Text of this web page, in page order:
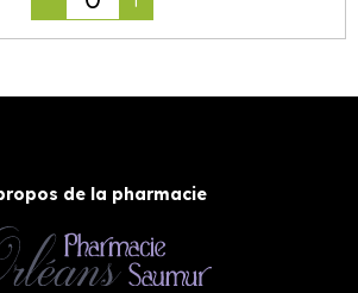
de la pharmacie